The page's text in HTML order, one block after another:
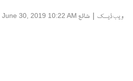
ویب ڈیسک | شائع June 30, 2019 10:22 AM